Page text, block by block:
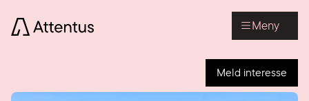
Meny
Meld interesse